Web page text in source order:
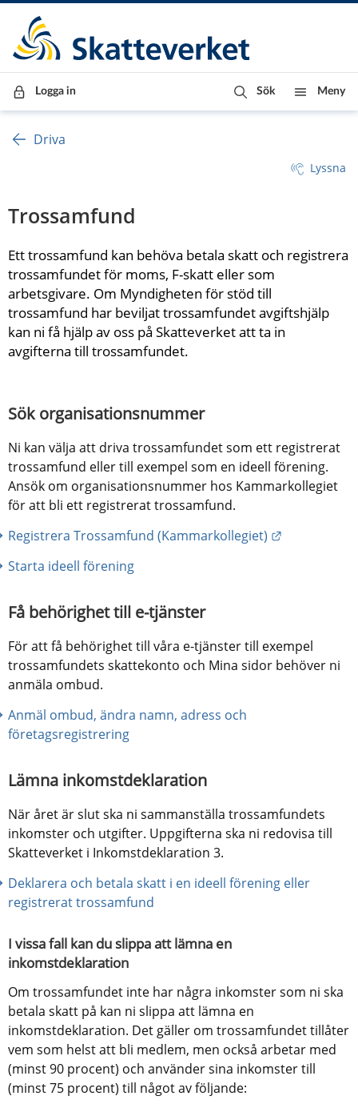
Till innehåll
Till navigationen
Till chattrobot
Logga in Sök Meny
Driva
Lyssna
Trossamfund
Ett trossamfund kan behöva betala skatt och registrera
trossamfundet för moms, F-skatt eller som
arbetsgivare. Om Myndigheten för stöd till
trossamfund har beviljat trossamfundet avgiftshjälp
kan ni få hjälp av oss på Skatteverket att ta in
avgifterna till trossamfundet.
Sök organisationsnummer
Ni kan välja att driva trossamfundet som ett registrerat
trossamfund eller till exempel som en ideell förening.
Ansök om organisationsnummer hos Kammarkollegiet
för att bli ett registrerat trossamfund.
Registrera Trossamfund (Kammarkollegiet)
Starta ideell förening
Få behörighet till e-tjänster
För att få behörighet till våra e-tjänster till exempel
trossamfundets skattekonto och Mina sidor behöver ni
anmäla ombud.
Anmäl ombud, ändra namn, adress och
företagsregistrering
Lämna inkomstdeklaration
När året är slut ska ni sammanställa trossamfundets
inkomster och utgifter. Uppgifterna ska ni redovisa till
Skatteverket i Inkomstdeklaration 3.
Deklarera och betala skatt i en ideell förening eller
registrerat trossamfund
I vissa fall kan du slippa att lämna en
inkomstdeklaration
Om trossamfundet inte har några inkomster som ni ska
betala skatt på kan ni slippa att lämna en
inkomstdeklaration. Det gäller om trossamfundet tillåter
vem som helst att bli medlem, men också arbetar med
(minst 90 procent) och använder sina inkomster till
(minst 75 procent) till något av följande: